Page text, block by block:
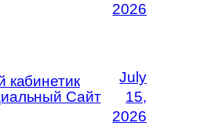
2026
кабинетик
Сайт
July
15,
2026